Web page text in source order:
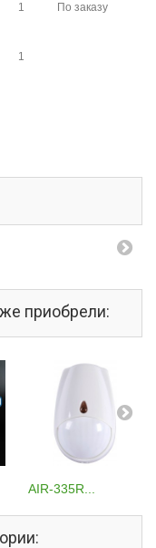
1 По заказу
1
же приобрели:
AIR-335R...